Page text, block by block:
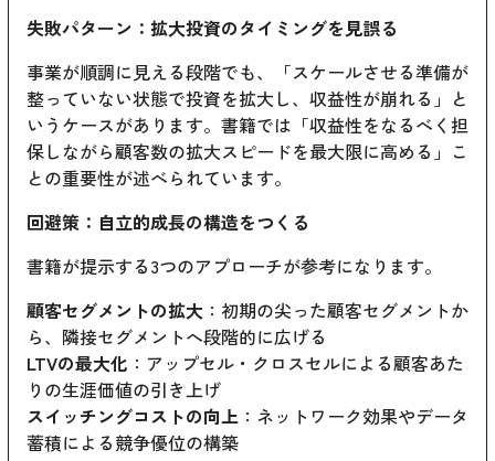
失敗パターン：拡大投資のタイミングを見誤る
事業が順調に見える段階でも、「スケールさせる準備が
整っていない状態で投資を拡大し、収益性が崩れる」と
いうケースがあります。書籍では「収益性をなるべく担
保しながら顧客数の拡大スピードを最大限に高める」こ
との重要性が述べられています。
回避策：自立的成長の構造をつくる
書籍が提示する3つのアプローチが参考になります。
顧客セグメントの拡大 ：初期の尖った顧客セグメントか
ら、隣接セグメントへ段階的に広げる
LTVの最大化 ：アップセル・クロスセルによる顧客あた
りの生涯価値の引き上げ
スイッチングコストの向上 ：ネットワーク効果やデータ
蓄積による競争優位の構築